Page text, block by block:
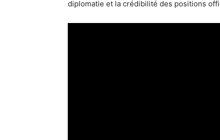
diplomatie et la crédibilité des positions